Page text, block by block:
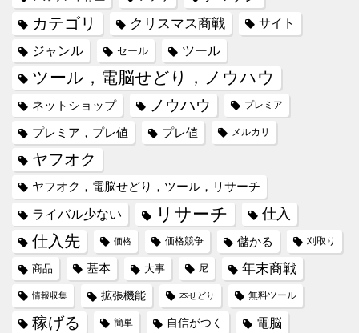
カテゴリ クリスマス商戦 サイト
ジャンル セール ツール
ツール，電脳せどり，ノウハウ
ネットショップ ノウハウ プレミア
プレミア，プレ値 プレ値 メルカリ
ヤフオク
ヤフオク，電脳せどり，ツール，リサーチ
ライバル少ない リサーチ 仕入
仕入先 価格 価格競争 儲かる 刈取り
商品 基本 大事 尼 年末商戦
情報収集 拡張機能 本せどり 無料ツール
稼げる 簡単 自信がつく 電脳